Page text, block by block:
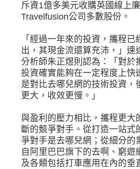
斥資1億多美元收購英國線上
Travelfusion公司多數股份。
「經過一年來的投資，攜程
出，其現金流還算充沛，」
分析師朱正煜則認為：「對於
投資確實能夠在一定程度上快
是對比去哪兒網的技術投資
更大，收效更慢。」
與盈利的壓力相比，攜程更大
斷的競爭對手。從打造一站
爭對手是去哪兒網；從細分的
自阿里巴巴旗下的去啊、窮
及各類包括打車應用在內的